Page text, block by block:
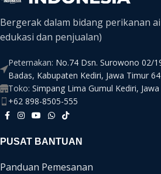
Bergerak dalam bidang perikanan
edukasi dan penjualan)
Peternakan: No.74 Dsn. Surowono 02/
Badas, Kabupaten Kediri, Jawa Timur
Toko: Simpang Lima Gumul Kediri,
+62 898-8505-555
PUSAT BANTUAN
Panduan Pemesanan